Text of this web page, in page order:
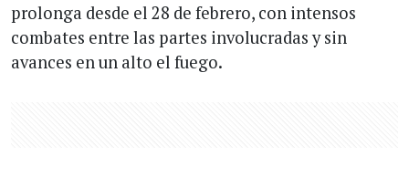
prolonga desde el 28 de febrero, con intensos
combates entre las partes involucradas y sin
avances en un alto el fuego.